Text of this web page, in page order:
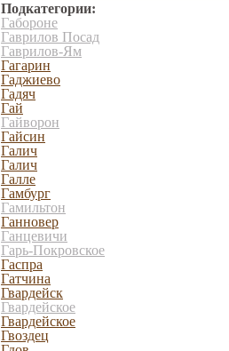
Подкатегории:
Габороне
Гаврилов Посад
Гаврилов-Ям
Гагарин
Гаджиево
Гадяч
Гай
Гайворон
Гайсин
Галич
Галич
Галле
Гамбург
Гамильтон
Ганновер
Ганцевичи
Гарь-Покровское
Гаспра
Гатчина
Гвардейск
Гвардейское
Гвардейское
Гвоздец